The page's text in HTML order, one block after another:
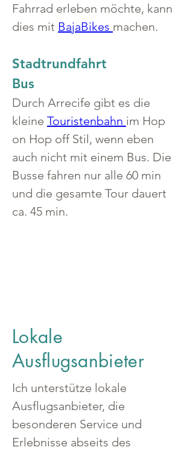
Fahrrad erleben möchte, kann
dies mit BajaBikes machen.
Stadtrundfahrt
Bus
Durch Arrecife gibt es die
kleine Touristenbahn im Hop
on Hop off Stil, wenn eben
auch nicht mit einem Bus. Die
Busse fahren nur alle 60 min
und die gesamte Tour dauert
ca. 45 min.
Lokale
Ausflugsanbieter
Ich unterstütze lokale
Ausflugsanbieter, die
besonderen Service und
Erlebnisse abseits des